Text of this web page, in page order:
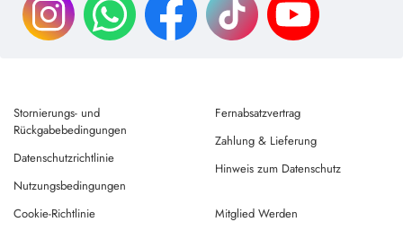
Stornierungs- und
Rückgabebedingungen
Datenschutzrichtlinie
Nutzungsbedingungen
Fernabsatzvertrag
Zahlung & Lieferung
Hinweis zum Datenschutz
Cookie-Richtlinie
Mitglied Werden